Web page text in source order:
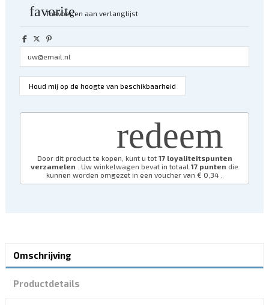
favorite
Toevoegen aan verlanglijst
redeem
Door dit product te kopen, kunt u tot 17loyaliteitspunten
verzamelen . Uw winkelwagen bevat in totaal 17 punten die
kunnen worden omgezet in een voucher van € 0,34
Omschrijving
Productdetails